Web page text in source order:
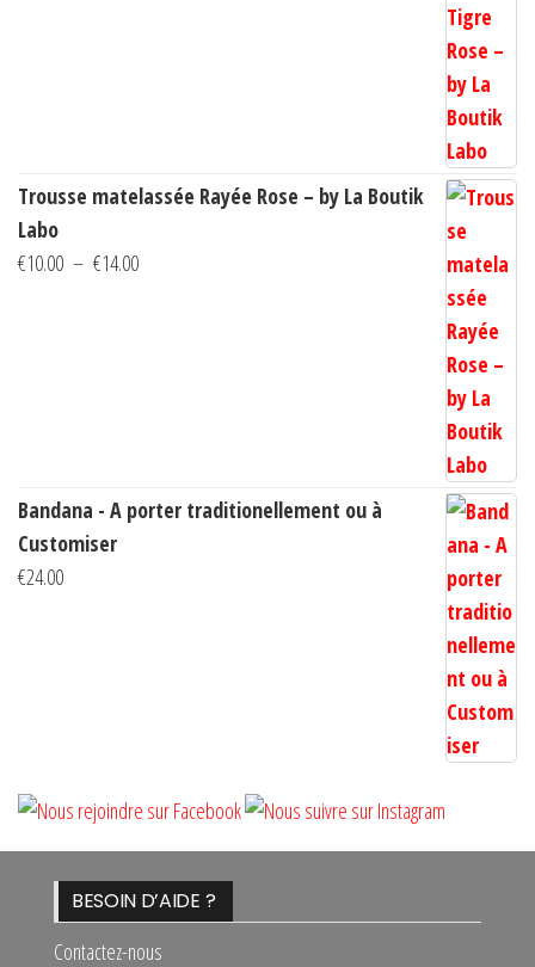
produit
Trousse matelassée Rayée Rose – by La Boutik
Labo
€10.00 – €14.00Plage
Bandana - A porter traditionellement ou à
Customiser
€24.00
BESOIN D’AIDE ?
Contactez-nous